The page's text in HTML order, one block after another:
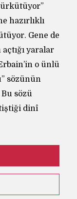
ürkütüyor”
hazırlıklı
Gene de
yaralar
o ünlü
sözünün
sözü
dinî